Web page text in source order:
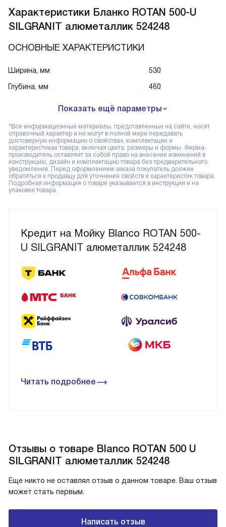
Кредит на Мойку Blanco ROTAN 500-
U SILGRANIT алюметаллик 524248
Читать подробнее
Характеристики Бланко ROTAN 500-U
SILGRANIT алюметаллик 524248
ОСНОВНЫЕ ХАРАКТЕРИСТИКИ
Ширина, мм
530
Глубина, мм
460
Показать ещё параметры
*Все информационные материалы, представленные на сайте, носят
справочный характер и не могут в полной мере передавать
достоверную информацию о свойствах, комплектации и
характеристиках товара, включая цвета, размеры и формы. Фирма-
производитель оставляет за собой право на внесение изменений в
конструкцию, дизайн и комплектацию товара без предварительного
уведомления. Перед оформлением заказа покупатель должен
обратиться к продавцу для уточнения свойств и характеристик товара.
Подробная информация о товаре указывается в инструкции и на
упаковке товара.
Отзывы о товаре Blanco ROTAN 500 U
SILGRANIT алюметаллик 524248
Еще никто не оставлял отзыв о данном товаре. Ваш отзыв
может стать первым.
Написать отзыв